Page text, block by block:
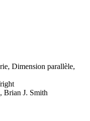
Dimension parallèle,
Brian J. Smith